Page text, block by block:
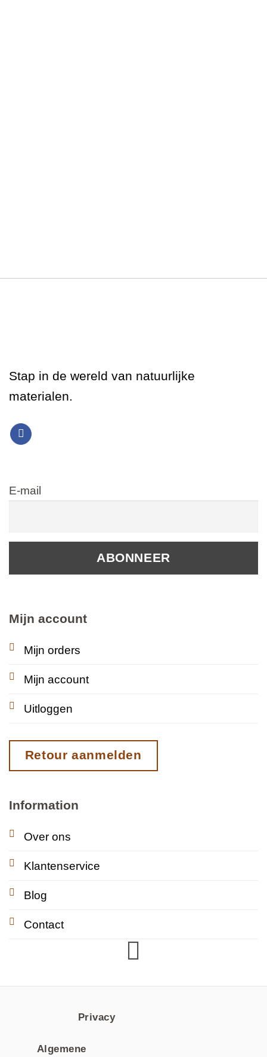
Stap in de wereld van natuurlijke
materialen.
Mijn account
Mijn orders
Mijn account
Uitloggen
Retour aanmelden
Information
Over ons
Klantenservice
Blog
Contact
E-mail
Privacy
Algemene